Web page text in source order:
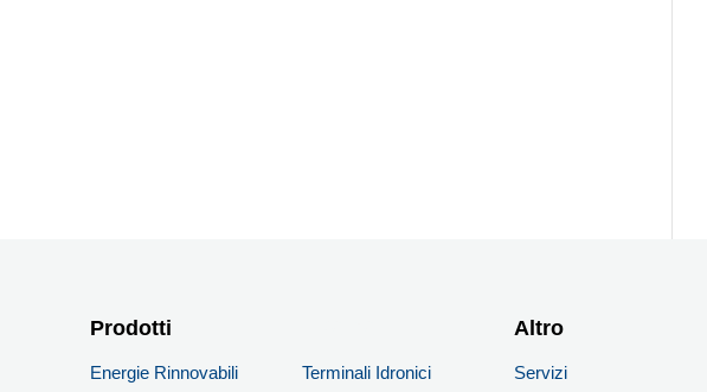
Prodotti
Energie Rinnovabili
Terminali Idronici
Altro
Servizi